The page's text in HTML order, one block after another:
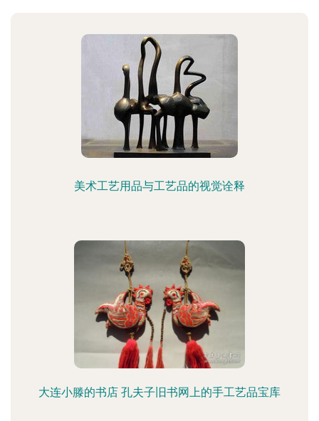
美术工艺用品与工艺品的视觉诠释
大连小滕的书店 孔夫子旧书网上的手工艺品宝库